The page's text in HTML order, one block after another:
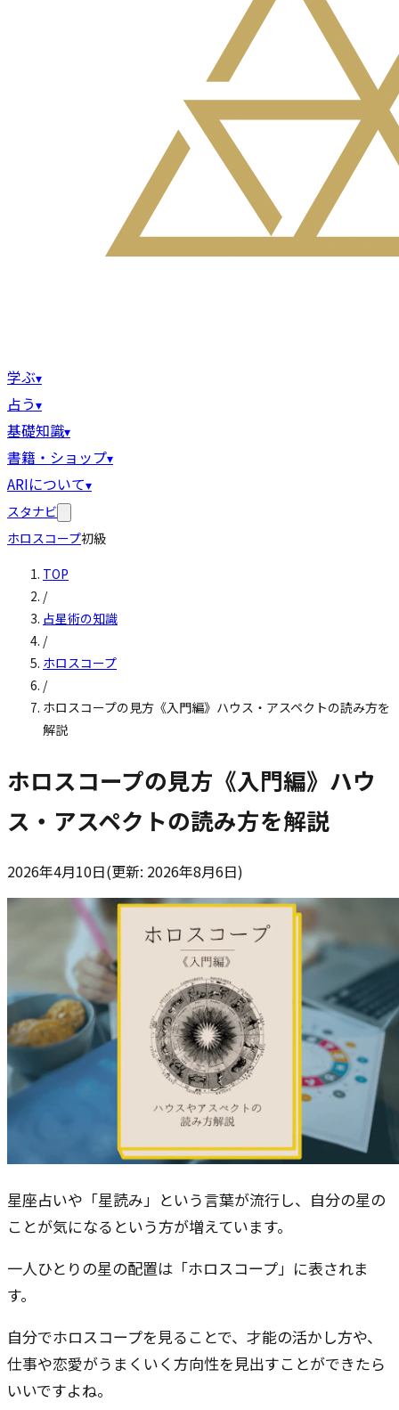
学ぶ▾
占う▾
基礎知識▾
書籍・ショップ▾
ARIについて▾
スタナビ
ホロスコープ初級
TOP
/
占星術の知識
/
ホロスコープ
/
ホロスコープの見方《入門編》ハウス・アスペクトの読み方を
解説
ホロスコープの見方《入門編》ハウ
ス・アスペクトの読み方を解説
2026年4月10日(更新: 2026年8月6日)
星座占いや「星読み」という言葉が流行し、自分の星の
ことが気になるという方が増えています。
一人ひとりの星の配置は「ホロスコープ」に表されま
す。
自分でホロスコープを見ることで、才能の活かし方や、
仕事や恋愛がうまくいく方向性を見出すことができたら
いいですよね。